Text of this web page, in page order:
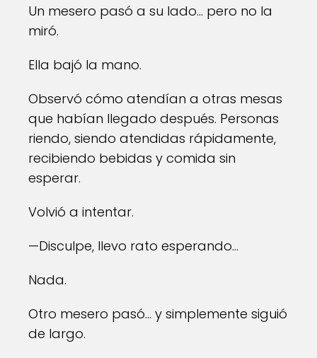
Un mesero pasó a su lado… pero no la
miró.
Ella bajó la mano.
Observó cómo atendían a otras mesas
que habían llegado después. Personas
riendo, siendo atendidas rápidamente,
recibiendo bebidas y comida sin
esperar.
Volvió a intentar.
—Disculpe, llevo rato esperando…
Nada.
Otro mesero pasó… y simplemente siguió
de largo.